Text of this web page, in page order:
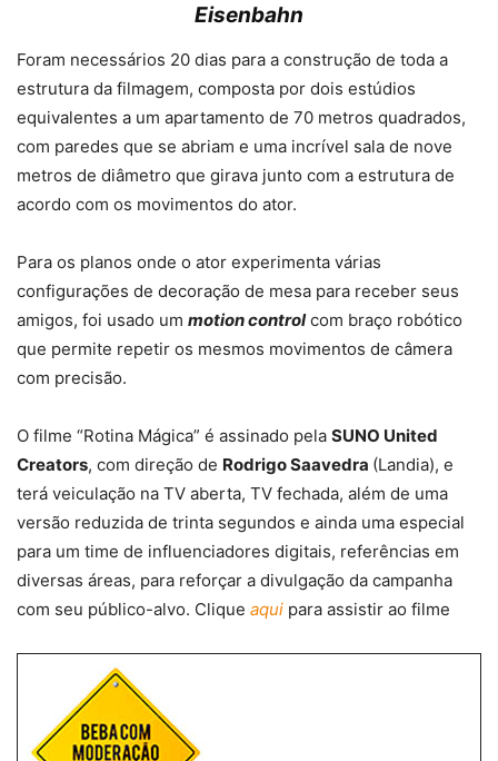
Eisenbahn
Foram necessários 20 dias para a construção de toda a
estrutura da filmagem, composta por dois estúdios
equivalentes a um apartamento de 70 metros quadrados,
com paredes que se abriam e uma incrível sala de nove
metros de diâmetro que girava junto com a estrutura de
acordo com os movimentos do ator.
Para os planos onde o ator experimenta várias
configurações de decoração de mesa para receber seus
amigos, foi usado um motion controlcom braço robótico
que permite repetir os mesmos movimentos de câmera
com precisão.
O filme “Rotina Mágica” é assinado pela SUNO United
Creators, com direção de Rodrigo Saavedra (Landia), e
terá veiculação na TV aberta, TV fechada, além de uma
versão reduzida de trinta segundos e ainda uma especial
para um time de influenciadores digitais, referências em
diversas áreas, para reforçar a divulgação da campanha
com seu público-alvo. Clique aqui para assistir ao filme